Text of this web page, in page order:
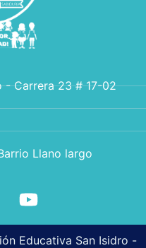
- Carrera 23 # 17-02
Llano largo
Educativa San Isidro -